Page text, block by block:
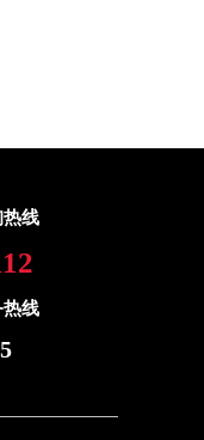
热线
热线